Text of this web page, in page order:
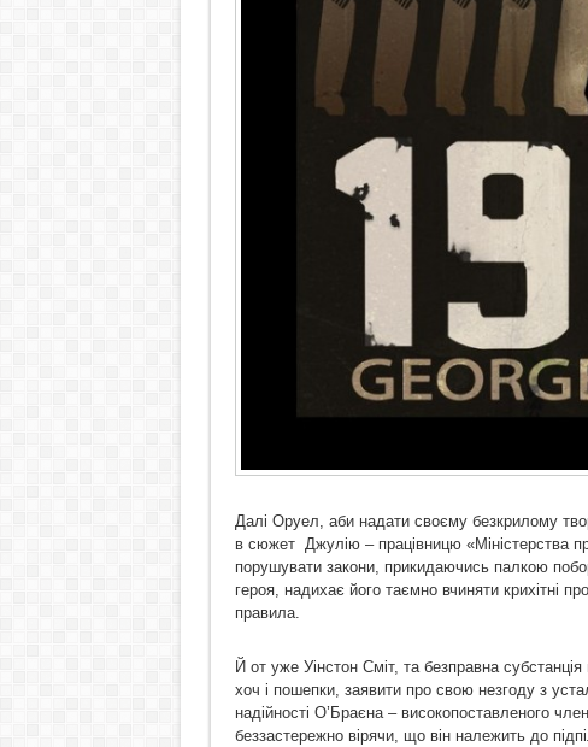
Далі Оруел, аби надати своєму безкрилому
в сюжет Джулію – працівницю «Міністерства
порушувати закони, прикидаючись палкою
героя, надихає його таємно вчиняти крихітні
правила.
Й от уже Уінстон Сміт, та безправна
хоч і пошепки, заявити про свою незгоду з
надійності О’Браєна – високопоставленого
беззастережно вірячи, що він належить до